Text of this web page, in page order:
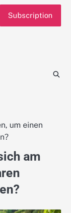
Subscription
um einen
am